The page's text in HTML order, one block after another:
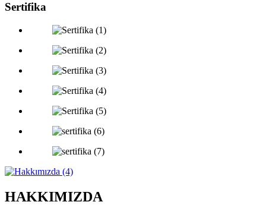
Sertifika
HAKKIMIZDA